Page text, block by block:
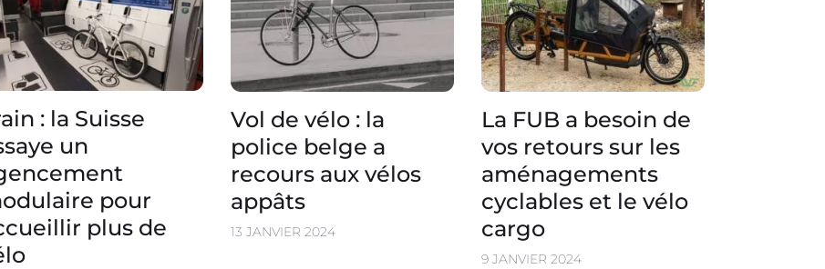
: la Suisse
un
pour
plus de
Vol de vélo : la
police belge a
recours aux vélos
appâts
13 JANVIER 2024
La FUB a besoin de
vos retours sur les
aménagements
cyclables et le vélo
cargo
9 JANVIER 2024